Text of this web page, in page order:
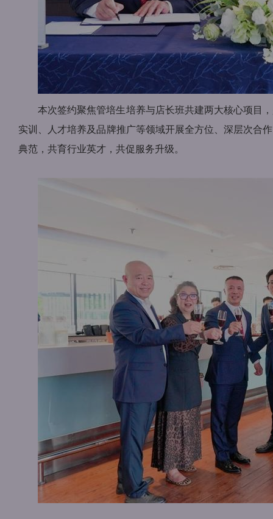
本次签约聚焦管培生培养与店长班共建两大核心项目
实训、人才培养及品牌推广等领域开展全方位、深层次合
典范，共育行业英才，共促服务升级。